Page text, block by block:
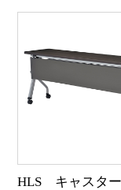
HLS キャスタ